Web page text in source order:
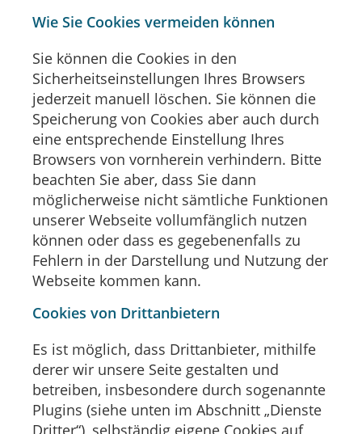
Wie Sie Cookies vermeiden können
Sie können die Cookies in den
Sicherheitseinstellungen Ihres Browsers
jederzeit manuell löschen. Sie können die
Speicherung von Cookies aber auch durch
eine entsprechende Einstellung Ihres
Browsers von vornherein verhindern. Bitte
beachten Sie aber, dass Sie dann
möglicherweise nicht sämtliche Funktionen
unserer Webseite vollumfänglich nutzen
können oder dass es gegebenenfalls zu
Fehlern in der Darstellung und Nutzung der
Webseite kommen kann.
Cookies von Drittanbietern
Es ist möglich, dass Drittanbieter, mithilfe
derer wir unsere Seite gestalten und
betreiben, insbesondere durch sogenannte
Plugins (siehe unten im Abschnitt „Dienste
Dritter“), selbständig eigene Cookies auf